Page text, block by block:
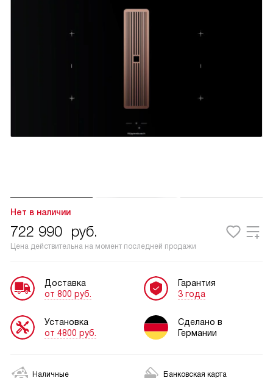
Нет в наличии
722 990 руб.
Цена действительна на момент последней продажи
Доставка
от 800 руб.
Установка
от 4800 руб.
Гарантия
3 года
Сделано в
Германии
Наличные Банковская карта